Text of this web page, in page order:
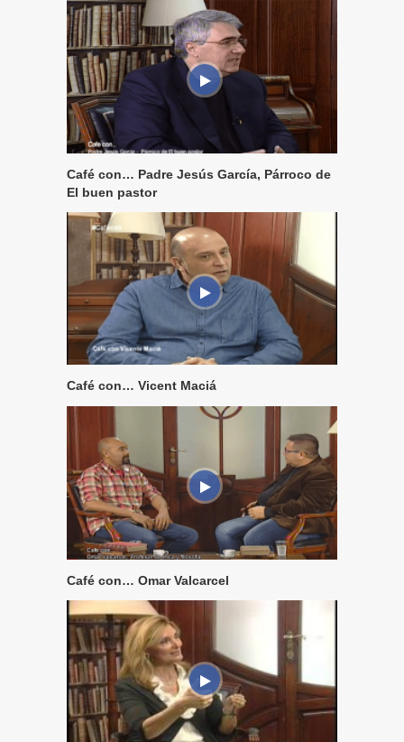
Café con… Padre Jesús García, Párroco de
El buen pastor
Café con… Vicent Maciá
Café con… Omar Valcarcel